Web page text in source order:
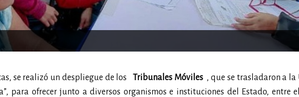
se realizó un despliegue de los Tribunales Móviles, que se trasladaron a la
para ofrecer junto a diversos organismos e instituciones del Estado, entre